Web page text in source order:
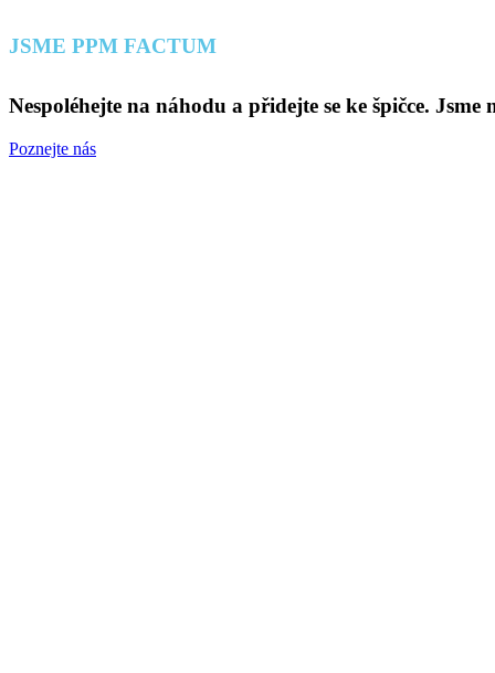
JSME PPM FACTUM
Nespoléhejte na náhodu a přidejte se ke špičce.
Poznejte nás